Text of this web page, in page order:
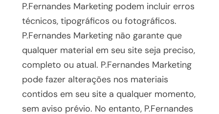
P.Fernandes Marketing podem incluir erros
técnicos, tipográficos ou fotográficos.
P.Fernandes Marketing não garante que
qualquer material em seu site seja preciso,
completo ou atual. P.Fernandes Marketing
pode fazer alterações nos materiais
contidos em seu site a qualquer momento,
sem aviso prévio. No entanto, P.Fernandes